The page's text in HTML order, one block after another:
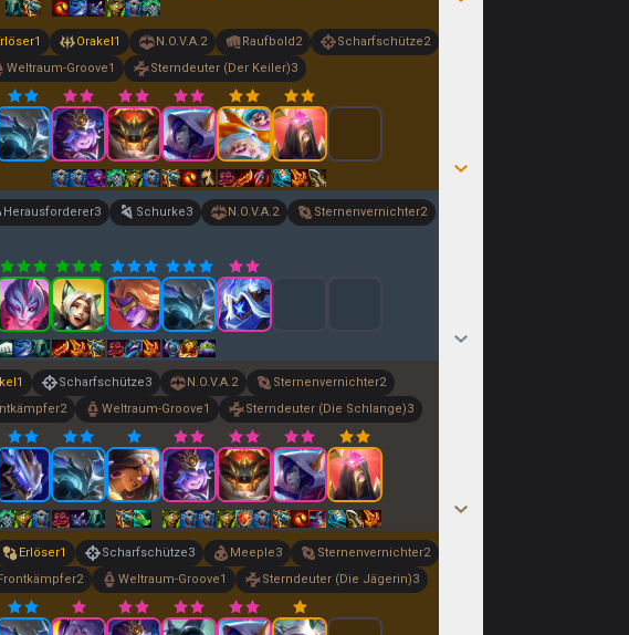
1 Orakel1 N.O.V.A.2 Raufbold2 Scharfschütze2
Weltraum-Groove1 Sterndeuter (Der Keiler)3
Herausforderer3 Schurke3 N.O.V.A.2 Sternenvernichter2
1 Scharfschütze3 N.O.V.A.2 Sternenvernichter2
2 Weltraum-Groove1 Sterndeuter (Die Schlange)3
Erlöser1 Scharfschütze3 Meeple3 Sternenvernichter2
2 Weltraum-Groove1 Sterndeuter (Die Jägerin)3